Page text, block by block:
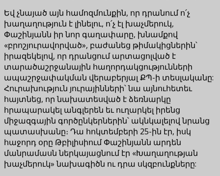
Եվ չնայած այն համոզմունքին, որ դրանում ո՛չ
խաղաղություն է լինելու, ո՛չ էլ խաչմերուկ,
Փաշինյանն իր նոր գաղափարը, խնամքով
«բրոշյուրավորված», բաժանեց թիմակիցներին՝
իրազեկելով, որ դրանցում արտացոլված է
տարածաշրջանային հաղորդակցությունների
ապաշրջափակման վերաբերյալ ՔՊ-ի տեսլականը:
Հուրախություն յուրայինների՝ նա այնուհետեւ
հայտնեց, որ նախատեսված է ձեռնարկը
հրապարակել անգլերեն եւ ուղարկել իրենց
միջազգային գործընկերներին՝ ակնկալելով նրանց
պատասխանը։ Դա հոկտեմբերի 25-ին էր, իսկ
հաջորդ օրը Թբիլիսիում Փաշինյանն արդեն
մանրամասն ներկայացնում էր «Խաղաղության
խաչմերուկ» նախագիծն ու դրա սկզբունքները: